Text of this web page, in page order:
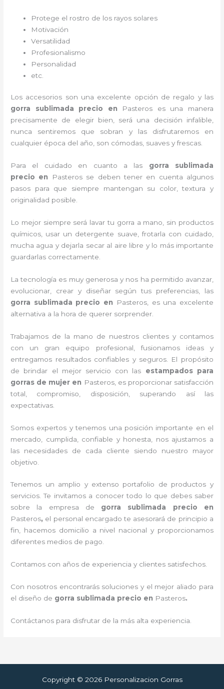
Protege el rostro de los rayos solares
Motivación
Versatilidad
Profesionalismo
Personalidad
etc.
Los accesorios son una excelente opción de regalo y las
gorra sublimada precio en
Pasteros es una manera
precisamente de elegir bien, será una decisión infalible,
nunca sentiremos que sobran y las disfrutaremos en
cualquier época del año, son cómodas, suaves y frescas.
Para el cuidado en cuanto a las gorra sublimada
precio en Pasteros se deben tener en cuenta algunos
pasos para que siempre mantengan su color, textura y
originalidad posible.
Lo mejor siempre será lavar tu gorra a mano, sin productos
químicos, usar un detergente suave, frotarla con cuidado,
mucha agua y dejarla secar al aire libre y lo más importante
guardarlas correctamente.
La tecnología es muy generosa y nos ha permitido avanzar,
evolucionar, crear y diseñar según tus preferencias, las
gorra sublimada precio en
Pasteros, es una excelente
alternativa a la hora de querer sorprender.
Trabajamos de la mano de nuestros clientes y contamos
con un gran equipo profesional, fusionamos ideas y
entregamos resultados confiables y seguros. El propósito
de brindar el mejor servicio con las estampados para
gorras de mujer en Pasteros, es proporcionar satisfacción
total, compromiso, disposición, superando así las
expectativas.
Somos expertos y tenemos una posición importante en el
mercado, cumplida, confiable y honesta, nos ajustamos a
las necesidades de cada cliente siendo nuestro mayor
objetivo.
Tenemos un amplio y extenso portafolio de productos y
servicios. Te invitamos a conocer todo lo que debes saber
sobre la empresa de gorra sublimada precio en
Pasteros, el personal encargado te asesorará de principio a
fin, hacemos domicilio a nivel nacional y proporcionamos
diferentes medios de pago.
Contamos con años de experiencia y clientes satisfechos.
Con nosotros encontrarás soluciones y el mejor aliado para
el diseño de gorra sublimada precio en Pasteros.
Contáctanos para disfrutar de la más alta experiencia.
Copyright © 2026 Personalizacion Gorras